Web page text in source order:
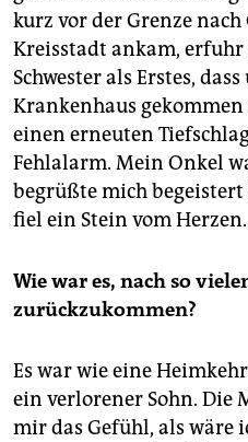
ausgebürgert.
---
Das Werk:
Gerade
"Fasil". Auf Deutsch kam
des Jüngsten Gerichts".
kurz vor der Grenze
Kreisstadt ankam,
Schwester als Erstes,
Krankenhaus
einen erneuten
Fehlalarm. Mein Onkel
begrüßte mich
fiel ein Stein vom Herzen.
Wie war es, nach so
zurückzukommen?
Es war wie eine
ein verlorener Sohn. Die
mir das Gefühl, als wäre